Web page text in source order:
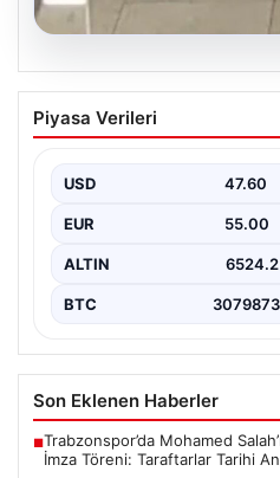
■Outdoor Mutfaklar ve Prestijli
zaman? Saat kaçta ve hangi
Trabzonspor’da Mohamed
08/05/2026
2 Yaşındaki Bebeğin Hayatını
Personeline Ödül